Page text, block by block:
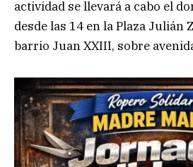
actividad se llevará a cabo el
desde las 14 en la Plaza Julián
barrio Juan XXIII, sobre